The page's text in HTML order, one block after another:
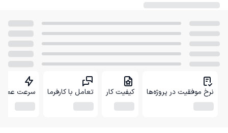
نرخ موفقیت در پروژه‌ها کیفیت کار تعامل با کارفرما سرعت عمل